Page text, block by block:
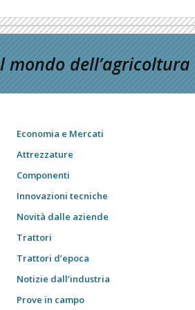
mondo dell’agricoltura
Economia e Mercati
Attrezzature
Componenti
Innovazioni tecniche
Novità dalle aziende
Trattori
Trattori d’epoca
Notizie dall’industria
Prove in campo